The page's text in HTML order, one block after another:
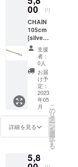
金
(10％)
及び
CAMPF
IREの手
数料
17% (掲
載手数
料
12%、
決済手
数料
5%) 込
みの値
段で
す。 配
り、
00 円
CHAIN
105cm
[silver
or gold]
色をお
選びい
ただけ
ます。
｜ ポー
ランド
から日
本まで
の輸送
費、日
本国内
送)、税
金
支援
者：
0人
お届
け予
定：
2023
年05
月
詳細を見る
こ
の
リ
タ
ー
ン
を
選
択
す
る
5,8